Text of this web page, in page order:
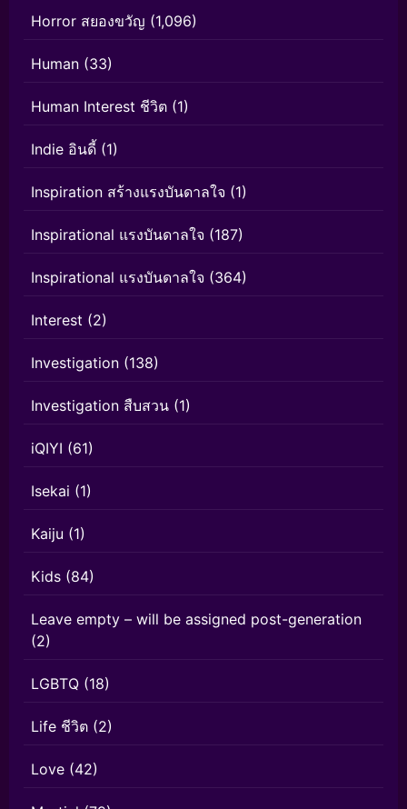
Horror สยองขวัญ (1,096)
Human (33)
Human Interest ชีวิต (1)
Indie อินดี้ (1)
Inspiration สร้างแรงบันดาลใจ (1)
Inspirational แรงบันดาลใจ (187)
Inspirational แรงบันดาลใจ (364)
Interest (2)
Investigation (138)
Investigation สืบสวน (1)
iQIYI (61)
Isekai (1)
Kaiju (1)
Kids (84)
Leave empty – will be assigned post-generation
(2)
LGBTQ (18)
Life ชีวิต (2)
Love (42)